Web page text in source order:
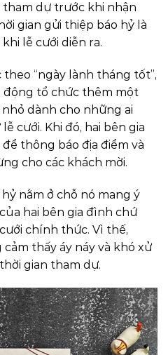
tham dự trước khi nhận
gian gửi thiệp báo hỷ là
lễ cưới diễn ra.
“ngày lành tháng tốt”,
động tổ chức thêm một
dành cho những ai
cưới. Khi đó, hai bên gia
thông báo địa điểm và
cho các khách mời.
nằm ở chỗ nó mang ý
hai bên gia đình chứ
chính thức. Vì thế,
thấy áy náy và khó xử
gian tham dự.